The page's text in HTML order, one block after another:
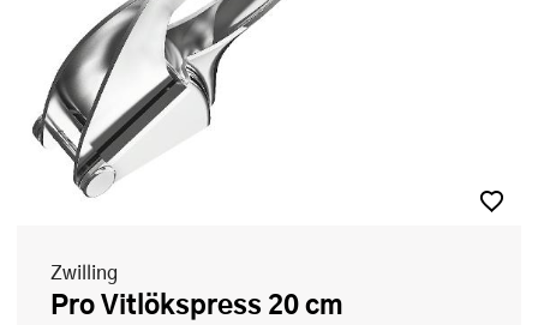
Zwilling
Pro Vitlökspress 20 cm